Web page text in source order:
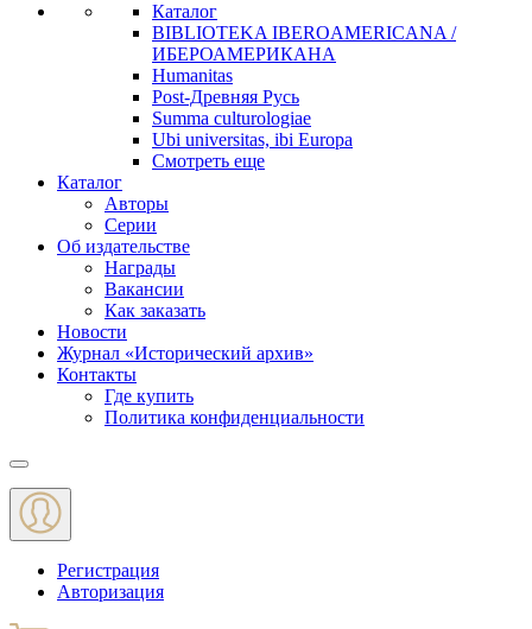
Каталог
BIBLIOTEKA IBEROAMERICANA /
ИБЕРОАМЕРИКАНА
Humanitas
Post-Древняя Русь
Summa culturologiae
Ubi universitas, ibi Europa
Смотреть еще
Каталог
Авторы
Серии
Об издательстве
Награды
Вакансии
Как заказать
Новости
Журнал «Исторический архив»‎
Контакты
Где купить
Политика конфиденциальности
Меню
Регистрация
Авторизация